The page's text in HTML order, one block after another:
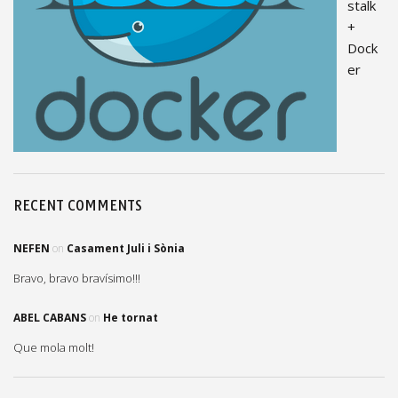
stalk
+
Dock
er
RECENT COMMENTS
NEFEN on Casament Juli i Sònia
Bravo, bravo bravísimo!!!
ABEL CABANSon He tornat
Que mola molt!